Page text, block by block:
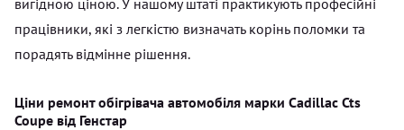
працівники, які з легкістю визначать корінь поломки та
порадять відмінне рішення.
Ціни ремонт обігрівача автомобіля марки Cadillac Cts
Coupe від Генстар